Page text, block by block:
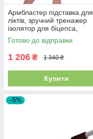
Армбластер підставка для
ліктів, зручний тренажер
ізолятор для біцепса,
"Record", чорний
Готово до відправки
1 206 ₴ 1 340 ₴
Купити
–5%